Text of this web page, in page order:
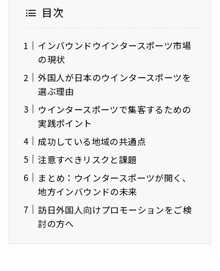
目次
インバウンドウインタースポーツ市場
の現状
外国人が日本のウインタースポーツを
選ぶ理由
ウインタースポーツで集客するための
実践ポイント
成功している地域の共通点
注意すべきリスクと課題
まとめ：ウインタースポーツが開く、
地方インバウンドの未来
訪日外国人向けプロモーションをご検
討の方へ